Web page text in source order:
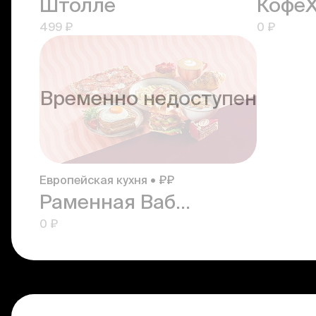
Штолле
499 ₽ 0 ₽
Временно недоступен
Европейская кухня • ₽₽
Раменная Ваби Саби
0 ₽